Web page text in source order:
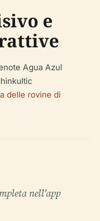
e
delle rovine di
nell'app